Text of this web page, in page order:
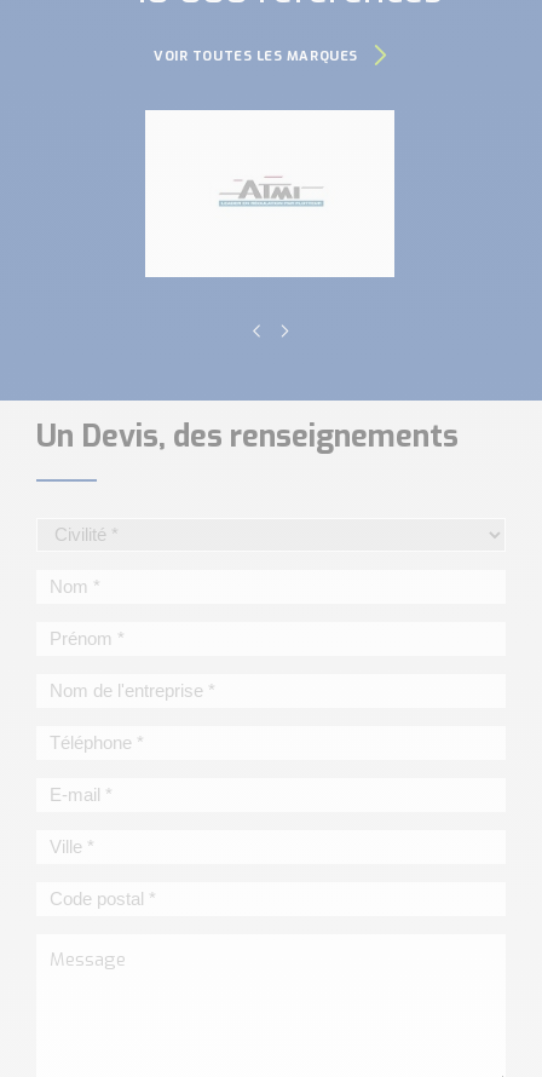
VOIR TOUTES LES MARQUES
Un Devis, des renseignements